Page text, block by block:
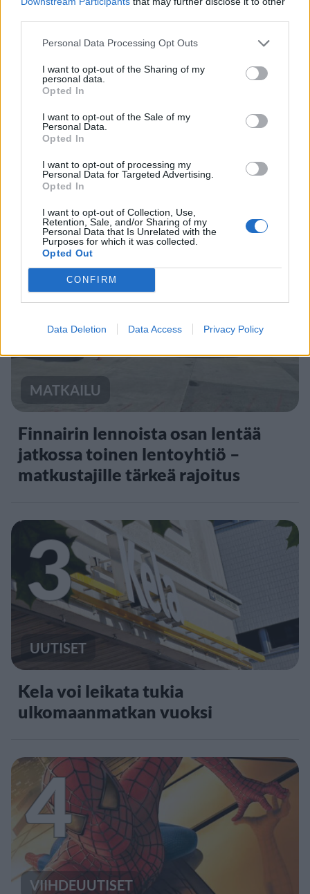
Personal Data Processing Opt Outs
I want to opt-out of the Sharing of my
personal data.
Opted In
I want to opt-out of the Sale of my
Personal Data.
Opted In
I want to opt-out of processing my
Personal Data for Targeted Advertising.
Opted In
I want to opt-out of Collection, Use,
Retention, Sale, and/or Sharing of my
Personal Data that Is Unrelated with the
Purposes for which it was collected.
Opted Out
CONFIRM
Data Deletion Data Access Privacy Policy
1
UUTISET
Leskeneläke ei kuulu kaikille –
Kela muistuttaa tärkeästä
ikärajasta
2
MATKAILU
Finnairin lennoista osan lentää
jatkossa toinen lentoyhtiö –
matkustajille tärkeä rajoitus
3
UUTISET
Kela voi leikata tukia
ulkomaanmatkan vuoksi
4
VIIHDEUUTISET